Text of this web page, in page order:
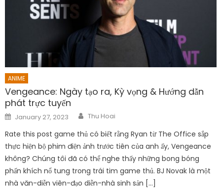
ANIME
Vengeance: Ngày tạo ra, Kỳ vọng & Hướng dẫn
phát trực tuyến
Posted
on
January 27, 2023 Author
Thu Hoai
Rate this post game thủ có biết rằng Ryan từ The Office sắp
thực hiện bộ phim điện ảnh trước tiên của anh ấy, Vengeance
không? Chúng tôi đã có thể nghe thấy những bong bóng
phấn khích nổ tung trong trái tim game thủ. BJ Novak là một
nhà văn-diễn viên-đạo diễn-nhà sinh sản […]